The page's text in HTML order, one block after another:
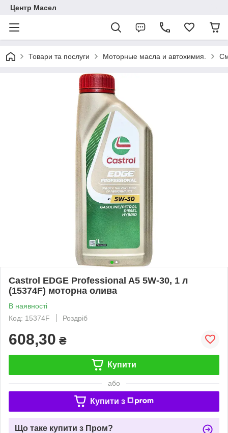
Центр Масел
Товари та послуги Моторные масла и автохимия.
Castrol EDGE Professional A5 5W-30, 1 л
(15374F) моторна олива
В наявності
Код: 15374F
Роздріб
608,30 ₴
Купити
або
Купити з
Що таке купити з Пром?